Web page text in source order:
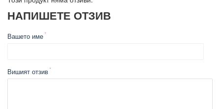
Аларма със силен звук и светлина при отворена врата
Енергиен клас F.
влажността.
НАПИШЕТЕ ОТЗИВ
Вашето име
Вишият отзив